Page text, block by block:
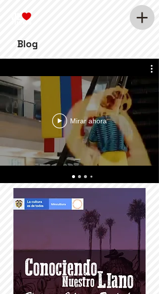
Blog
Mirar ahora